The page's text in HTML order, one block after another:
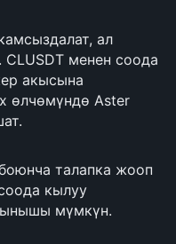
ал
CLUSDT менен соода
акысына
өлчөмүндө Aster
талапка жооп
кылуу
мүмкүн.